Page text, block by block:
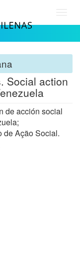
Social action
de acción social
de Ação Social.